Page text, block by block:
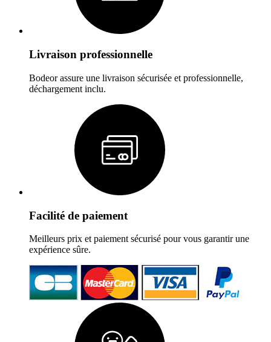
Livraison professionnelle
Bodeor assure une livraison sécurisée et professionnelle,
déchargement inclu.
Facilité de paiement
Meilleurs prix et paiement sécurisé pour vous garantir une
expérience sûre.